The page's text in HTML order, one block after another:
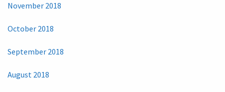
November 2018
October 2018
September 2018
August 2018